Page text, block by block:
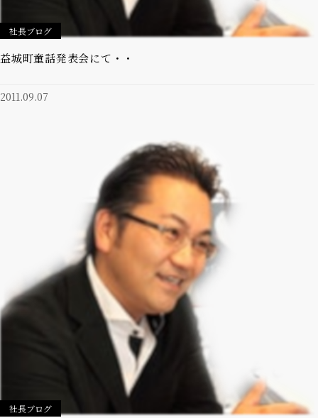
社長ブログ
益城町童話発表会にて・・
2011.09.07
社長ブログ